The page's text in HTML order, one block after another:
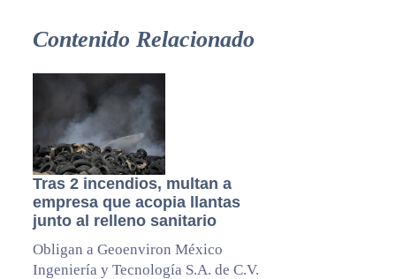
Contenido Relacionado
Tras 2 incendios, multan a
empresa que acopia llantas
junto al relleno sanitario
Obligan a Geoenviron México
Ingeniería y Tecnología S.A. de C.V.